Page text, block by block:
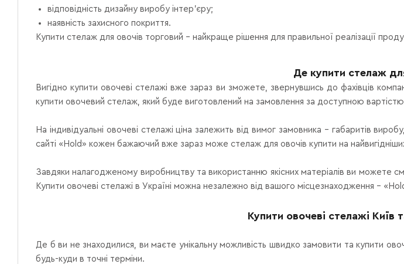
відповідність дизайну виробу інтер’єру;
наявність захисного покриття.
Купити стелаж для овочів торговий – найкраще рішення для правильної реалізації
Де купити стелаж
Вигідно купити овочеві стелажі вже зараз ви зможете, звернувшись до фахівців
купити овочевий стелаж, який буде виготовлений на замовлення за доступною
На індивідуальні овочеві стелажі ціна залежить від вимог замовника – габаритів
сайті «Hold» кожен бажаючий вже зараз може стелаж для овочів купити на
Завдяки налагодженому виробництву та використанню якісних матеріалів ви можете
Купити овочеві стелажі в Україні можна незалежно від вашого місцезнаходження –
Купити овочеві стелажі Київ
Де б ви не знаходилися, ви маєте унікальну можливість швидко замовити та купити
будь-куди в точні терміни.